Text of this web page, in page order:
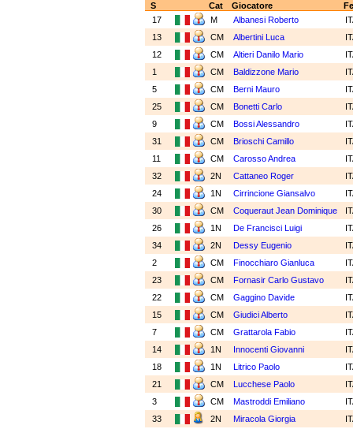
S Cat Giocatore
17
M Albanesi Roberto
13
CM Albertini Luca
12
CM Altieri Danilo Mario
1
CM Baldizzone Mario
5
CM Berni Mauro
25
CM Bonetti Carlo
9
CM Bossi Alessandro
31
CM Brioschi Camillo
11
CM Carosso Andrea
32
2N Cattaneo Roger
24
1N Cirrincione Giansalvo
30
CM Coqueraut Jean Dominique
26
1N De Francisci Luigi
34
2N Dessy Eugenio
2
CM Finocchiaro Gianluca
23
CM Fornasir Carlo Gustavo
22
CM Gaggino Davide
15
CM Giudici Alberto
7
CM Grattarola Fabio
14
1N Innocenti Giovanni
18
1N Litrico Paolo
21
CM Lucchese Paolo
3
CM Mastroddi Emiliano
33
2N Miracola Giorgia